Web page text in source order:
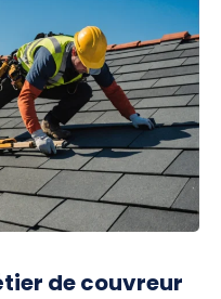
de couvreur